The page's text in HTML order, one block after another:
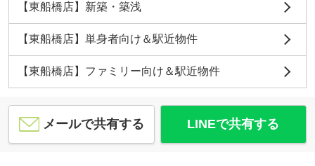
【東船橋店】新築・築浅
【東船橋店】単身者向け＆駅近物件
【東船橋店】ファミリー向け＆駅近物件
メールで共有する LINEで共有する